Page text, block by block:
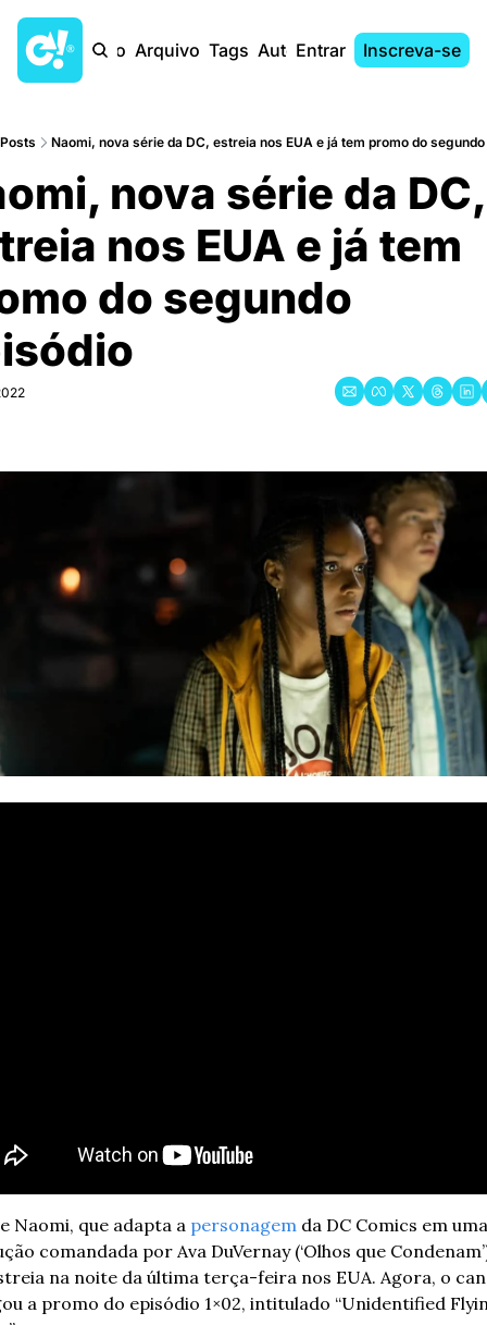
Início Arquivo Tags AutoresEntrar Inscreva-se
Posts Naomi, nova série da DC, estreia nos EUA e já tem promo do
nova série da DC,
nos EUA e já tem
do segundo
Naomi, que adapta a personagem da DC Comics em uma
comandada por Ava DuVernay (‘Olhos que Condenam
na noite da última terça-feira nos EUA. Agora, o
a promo do episódio 1×02, intitulado “Unidentified